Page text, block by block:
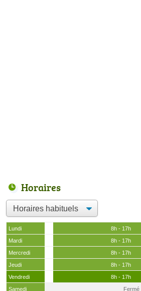
Horaires
Lundi
8h - 17h
Mardi
8h - 17h
Mercredi
8h - 17h
Jeudi
8h - 17h
Vendredi
8h - 17h
Samedi
Fermé